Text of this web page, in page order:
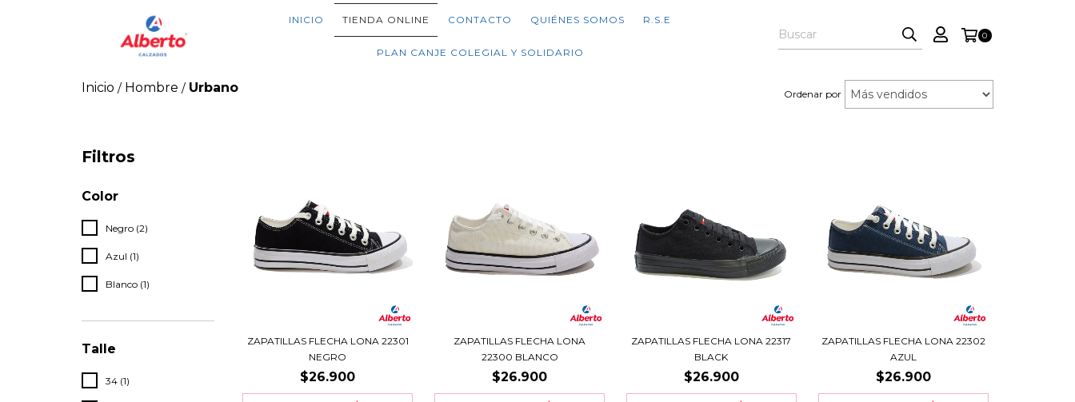
INICIO TIENDA ONLINE CONTACTO QUIÉNES SOMOS R.S.E
PLAN CANJE COLEGIAL Y SOLIDARIO
0
Inicio / Hombre / Urbano Ordenar por
Filtros
Color
Negro (2)
Azul (1)
Blanco (1)
Talle
34 (1)
ZAPATILLAS FLECHA LONA 22301
NEGRO
$26.900
ZAPATILLAS FLECHA LONA
22300 BLANCO
$26.900
ZAPATILLAS FLECHA LONA 22317
BLACK
$26.900
ZAPATILLAS FLECHA LONA 22302
AZUL
$26.900